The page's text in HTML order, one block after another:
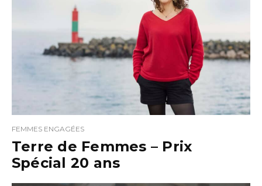
FEMMES ENGAGÉES
Terre de Femmes – Prix
Spécial 20 ans